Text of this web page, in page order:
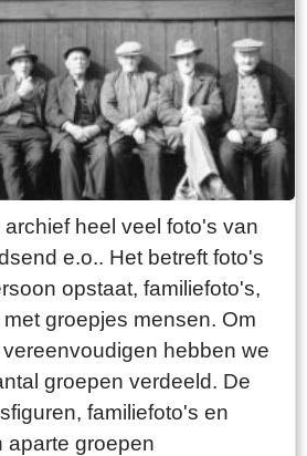
heel veel foto's van
e.o.. Het betreft foto's
opstaat, familiefoto's,
groepjes mensen. Om
hebben we
groepen verdeeld. De
familiefoto's en
aparte groepen